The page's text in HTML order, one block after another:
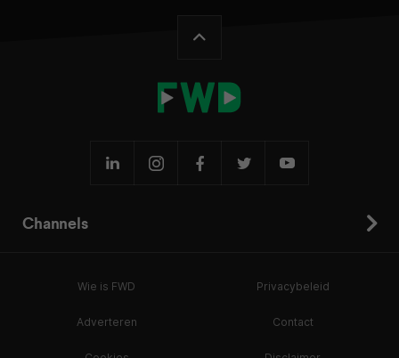
Channels
Wie is FWD Privacybeleid
Adverteren Contact